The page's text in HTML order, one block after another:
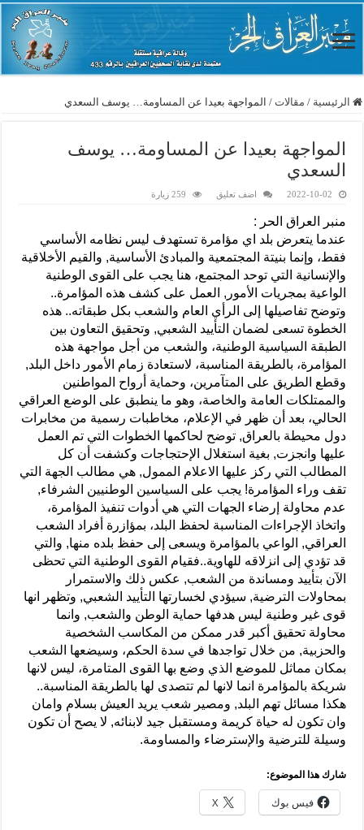
الرئيسية / مقالات / المواجهة بعيدا عن المساومة… يوسف السعدي
المواجهة بعيدا عن المساومة… يوسف
السعدي
2022-10-02 اضف تعليق 259 زيارة
منبر العراق الحر :
عندما يتعرض بلد اي مؤامرة تستهدف ليس نظامه الأساسي
فقط، وإنما بنيتة المجتمعية والمبادئ الأساسية, والقيم الأخلاقية
والإنسانية التي توحد المجتمع، هنا يجب على القوى الوطنية
الواعية بمجريات الأمور, العمل على كشف هذه المؤامرة..
وتوضح تفاصيلها إلى الرأي العام والشعب بكل طبقاته.. هذه
الخطوة تسعى لضمان التأييد الشعبي, وتحقيق التعاون بين
الطبقة السياسية الوطنية، والشعب من أجل مواجهة هذه
المؤامرة، بالطريقة المناسبة، لاستعادة زمام الأمور داخل البلد,
وقطع الطريق على المتآمرين، وحماية أرواح المواطنين
والممتلكات العامة والخاصة، وهو ما ينطبق على الوضع العراقي
الحالي، بعد أن ظهر في الإعلام، مخاطبات رسمية من مخابرات
دول محيطة بالعراق, توضح لحاكمها الخطوات التي تم العمل
عليها وانجزت, بغية استغلال الإحتجاجات وكشفت أن كل
المطالب التي ركز عليها الاعلام الممول, هي مطالب الجهة التي
تقف وراء المؤامرة! يجب على السياسين الوطنيين الشرفاء,
عدم محاولة إرضاء الجهات التي هي أدوات تنفيذ المؤامرة،
واتخاذ الإجراءات المناسبة لحفظ البلد، بمؤازرة أفراد الشعب
العراقي, الواعي بالمؤامرة ويسعى إلى حفظ بلده منها, والتي
قد تؤدي إلى انزلاقه للهاوية..فقيام القوى الوطنية التي تحظى
الآن بتأييد ومساندة من الشعب, عكس ذلك والاستمرار
بمحاولات الترضية, سيؤدي لخسارتها التأييد الشعبي, وتظهر انها
قوى غير وطنية ليس هدفها حماية الوطن والشعب, وانما
محاولة تحقيق أكبر قدر ممكن من المكاسب الشخصية
والحزبية, من خلال تواجدها في سدة الحكم، وسيضعها الشعب
بمكان مماثل للموضع الذي وضع بها القوى المتامرة، ليس لانها
شريكة بالمؤامرة انما لانها لم تتصدى لها بالطريقة المناسبة..
هكذا مسائل تهم البلد, ومصير شعب يريد العيش بسلام وامان
وان تكون له حياة كريمة ومستقبل جيد لابنائه, لا يصح أن تكون
وسيلة للترضية والإسترضاء والمساومة.
شارك هذا الموضوع:
فيس بوك X